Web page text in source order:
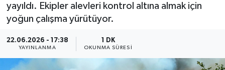
yayıldı. Ekipler alevleri kontrol altına almak için
yoğun çalışma yürütüyor.
22.06.2026 - 17:38
YAYINLANMA
1 DK
OKUNMA SÜRESI
Resmi İlan
Siyaset
Spor
Son Dakika Haberleri
Haber Arşivi